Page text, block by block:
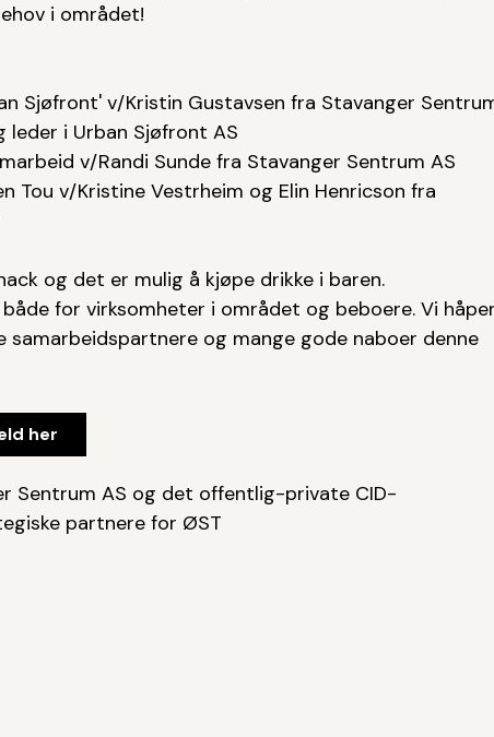
i området!
Sjøfront' v/Kristin Gustavsen fra Stavanger
leder i Urban Sjøfront AS
v/Randi Sunde fra Stavanger Sentrum AS
Tou v/Kristine Vestrheim og Elin Henricson fra
og det er mulig å kjøpe drikke i baren.
for virksomheter i området og beboere. Vi håper
samarbeidspartnere og mange gode naboer denne
her
Sentrum AS og det offentlig-private CID-
partnere for ØST